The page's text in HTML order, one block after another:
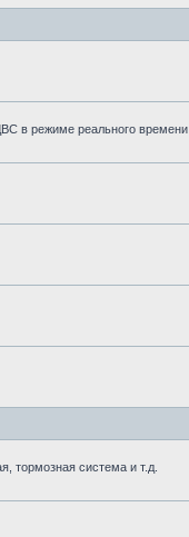
в режиме реального времени
тормозная система и т.д.